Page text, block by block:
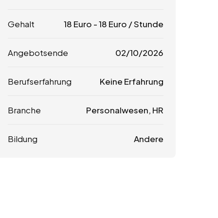
Gehalt 18 Euro -18 Euro / Stunde
Angebotsende 02/10/2026
Berufserfahrung Keine Erfahrung
Branche Personalwesen, HR
Bildung Andere